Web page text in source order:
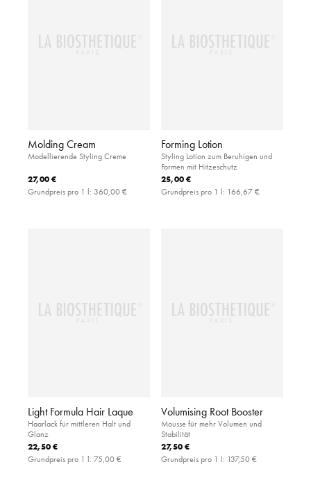
Molding Cream
Modellierende Styling Creme
27,00 €
Grundpreis pro 1 l: 360,00 €
Forming Lotion
Styling Lotion zum Beruhigen und
Formen mit Hitzeschutz
25,00 €
Grundpreis pro 1 l: 166,67 €
Light Formula Hair Laque
Haarlack für mittleren Halt und
Glanz
22,50 €
Grundpreis pro 1 l: 75,00 €
Volumising Root Booster
Mousse für mehr Volumen und
Stabilität
27,50 €
Grundpreis pro 1 l: 137,50 €